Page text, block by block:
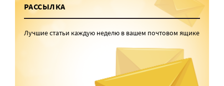
РАССЫЛКА
Лучшие статьи каждую неделю в вашем почтовом ящике